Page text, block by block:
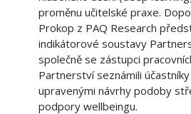
proměnu učitelské praxe.
Prokop z PAQ Research
indikátorové soustavy
společně se zástupci
Partnerství seznámili
upravenými návrhy podoby
podpory wellbeingu.